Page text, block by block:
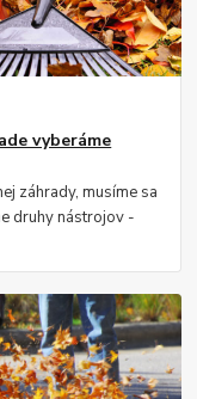
vyberáme
záhrady, musíme sa
druhy nástrojov -